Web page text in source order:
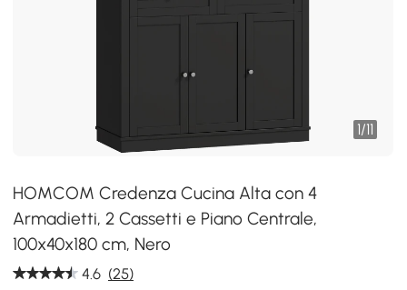
1/11
HOMCOM Credenza Cucina Alta con 4
Armadietti, 2 Cassetti e Piano Centrale,
100x40x180 cm, Nero
4.6 (25)